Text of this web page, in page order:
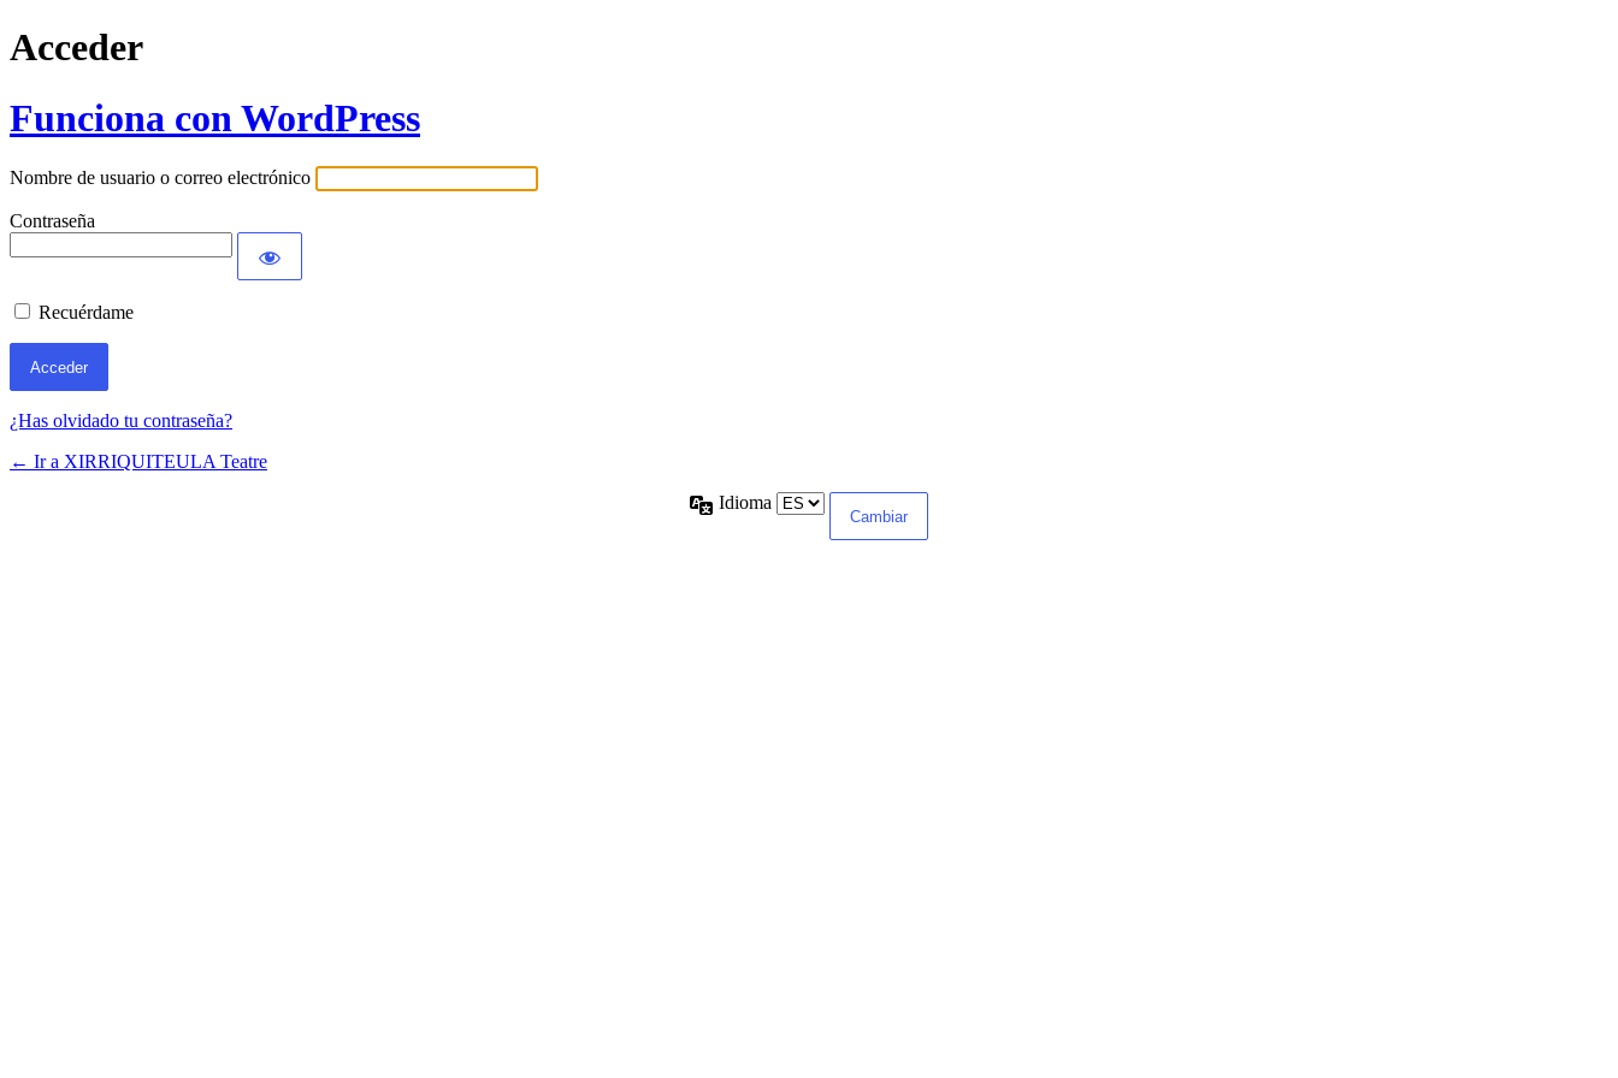
Acceder
Funciona con WordPress
Nombre de usuario o correo electrónico
Contraseña
Recuérdame
¿Has olvidado tu contraseña?
← Ir a XIRRIQUITEULA Teatre
Idioma